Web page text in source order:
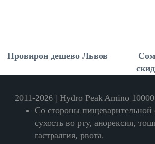
Провирон дешево Львов
2011-2026 | Hydro Peak Amino
Со стороны пищеварительной
сухость во рту, анорексия,
гастралгия, рвота.